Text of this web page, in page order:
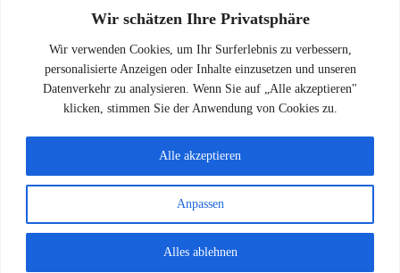
Wir schätzen Ihre Privatsphäre
Wir verwenden Cookies, um Ihr Surferlebnis zu verbessern,
personalisierte Anzeigen oder Inhalte einzusetzen und unseren
Datenverkehr zu analysieren. Wenn Sie auf „Alle akzeptieren"
klicken, stimmen Sie der Anwendung von Cookies zu.
Anpassen
Alles ablehnen
Alle akzeptieren
INFOS
Impressum
Datenschutz
Kontakt
© 2026 SV 1923 Enkenbach e.V.